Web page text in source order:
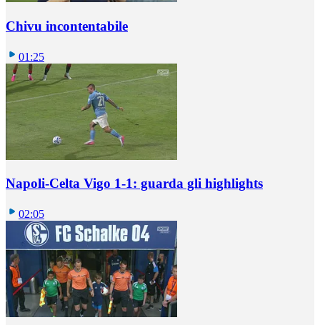
Chivu incontentabile
01:25
Napoli-Celta Vigo 1-1: guarda gli highlights
02:05